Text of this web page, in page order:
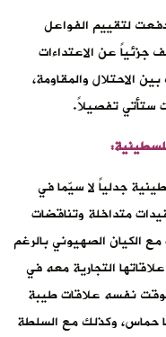
لتقييم الفواعل
جزئياً عن الاعتداءات
الاحتلال والمقاومة،
ستأتي تفصيلاً.
جدلياً لا سيّما في
متداخلة وتناقضات
الكيان الصهيوني بالرغم
التجارية معه في
نفسه علاقات طيبة
حماس، وكذلك مع السلطة